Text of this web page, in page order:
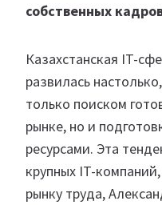
собственных
Казахстанская IT-
развилась
только поиском
рынке, но и
ресурсами. Эта
крупных IT-
рынку труда,